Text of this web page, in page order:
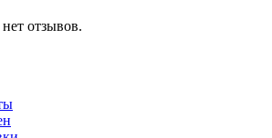
отзывов.